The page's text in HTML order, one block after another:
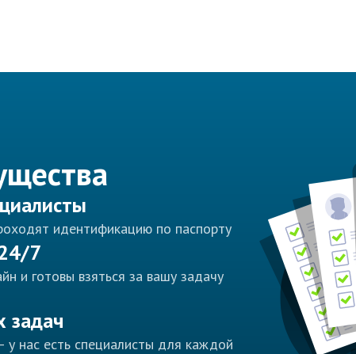
идентификацию по паспорту
7
и готовы взяться за вашу задачу
задач
нас есть специалисты для каждой